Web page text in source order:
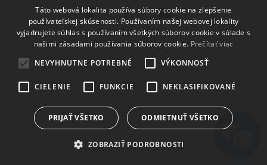
ENGLISH
BULGARIAN
CROATIAN
CZECH
DANISH
DUTCH
ESTONIAN
Táto webová lokalita používa súbory cookie na zlepšenie
používateľskej skúsenosti. Používaním našej webovej lokality
vyjadrujete súhlas s používaním všetkých súborov cookie v súlade s
našimi zásadami používania súborov cookie. Prečítať viac
NEVYHNUTNE POTREBNÉ
VÝKONNOSŤ
CIELENIE FUNKCIE NEKLASIFIKOVANÉ
PRIJAŤ VŠETKO ODMIETNUŤ VŠETKO
ZOBRAZIŤ PODROBNOSTI